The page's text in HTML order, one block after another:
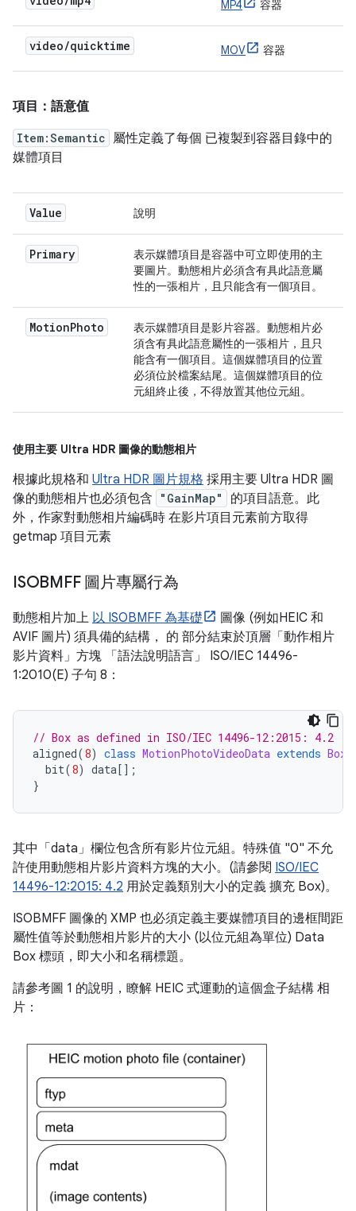
MP4 容器
video/quicktime MOV 容器
項目：語意值
Item:Semantic 屬性定義了每個 已複製到容器目錄中的
媒體項目
Value 說明
Primary
表示媒體項目是容器中可立即使用的主
要圖片。動態相片必須含有具此語意屬
性的一張相片，且只能含有一個項目。
MotionPhoto
表示媒體項目是影片容器。動態相片必
須含有具此語意屬性的一張相片，且只
能含有一個項目。這個媒體項目的位置
必須位於檔案結尾。這個媒體項目的位
元組終止後，不得放置其他位元組。
使用主要 Ultra HDR 圖像的動態相片
根據此規格和 Ultra HDR 圖片規格 採用主要 Ultra HDR 圖
像的動態相片也必須包含
"GainMap"
的項目語意。此
外，作家對動態相片編碼時 在影片項目元素前方取得
getmap 項目元素
ISOBMFF 圖片專屬行為
動態相片加上 以 ISOBMFF 為基礎
圖像 (例如HEIC 和
AVIF 圖片) 須具備的結構， 的 部分結束於頂層「動作相片
影片資料」方塊 「語法說明語言」 ISO/IEC 14496-
1:2010(E) 子句 8：
// Box as defined in ISO/IEC 14496-12:2015: 4.2
aligned(8) class MotionPhotoVideoData extends Box
bit(8) data[] ;
}
其中「data」欄位包含所有影片位元組。特殊值 "0" 不允
許使用動態相片影片資料方塊的大小。(請參閱 ISO/IEC
14496-12:2015: 4.2 用於定義類別大小的定義 擴充 Box)。
ISOBMFF 圖像的 XMP 也必須定義主要媒體項目的邊框間距
屬性值等於動態相片影片的大小 (以位元組為單位) Data
Box 標頭，即大小和名稱標題。
請參考圖 1 的說明，瞭解 HEIC 式運動的這個盒子結構 相
片：